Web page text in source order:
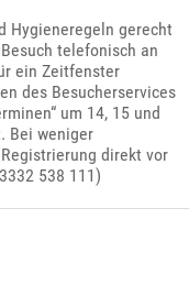
Hygieneregeln gerecht
telefonisch an
ein Zeitfenster
des Besucherservices
um 14, 15 und
Bei weniger
direkt vor
538 111)